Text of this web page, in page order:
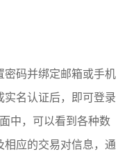
密码并绑定邮箱或手机
名认证后，即可登录
中，可以看到各种数
相应的交易对信息，通